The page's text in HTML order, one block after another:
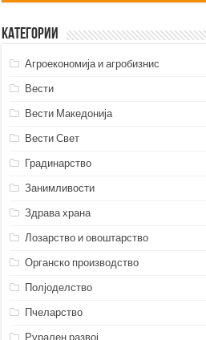
Категории
Агроекономија и агробизнис
Вести
Вести Македонија
Вести Свет
Градинарство
Занимливости
Здрава храна
Лозарство и овоштарство
Органско производство
Полјоделство
Пчеларство
Рурален развој